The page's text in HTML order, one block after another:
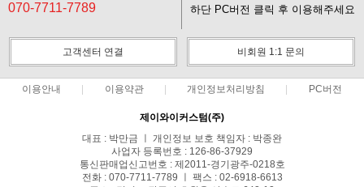
070-7711-7789
하단 PC버전 클릭 후 이용해주세요
고객센터 연결 비회원 1:1 문의
이용안내 이용약관 개인정보처리방침 PC버전
제이와이커스텀(주)
대표 : 박만금 ㅣ 개인정보 보호 책임자 : 박종완
사업자 등록번호 : 126-86-37929
통신판매업신고번호 : 제2011-경기광주-0218호
전화 : 070-7711-7789 ㅣ 팩스 : 02-6918-6613